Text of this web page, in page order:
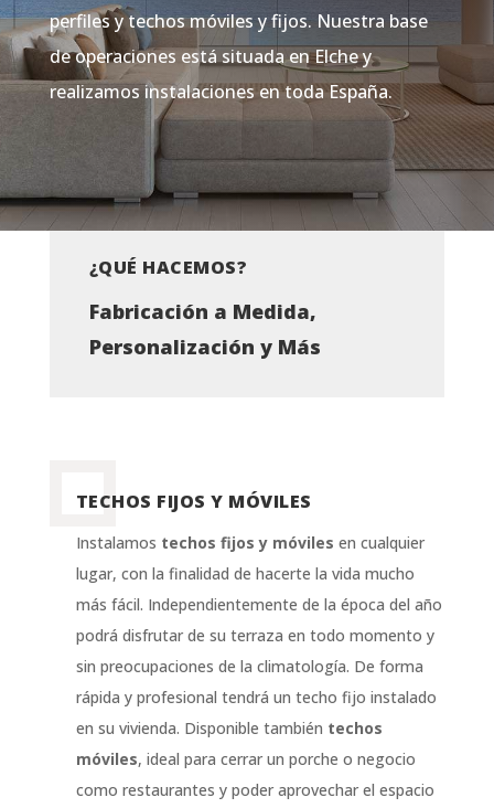
perfiles y techos móviles y fijos. Nuestra base
de operaciones está situada en Elche y
realizamos instalaciones en toda España.
¿QUÉ HACEMOS?
Fabricación a Medida,
Personalización y Más
TECHOS FIJOS Y MÓVILES
Instalamos techos fijos y móviles en cualquier
lugar, con la finalidad de hacerte la vida mucho
más fácil. Independientemente de la época del año
podrá disfrutar de su terraza en todo momento y
sin preocupaciones de la climatología. De forma
rápida y profesional tendrá un techo fijo instalado
en su vivienda. Disponible también techos
móviles, ideal para cerrar un porche o negocio
como restaurantes y poder aprovechar el espacio